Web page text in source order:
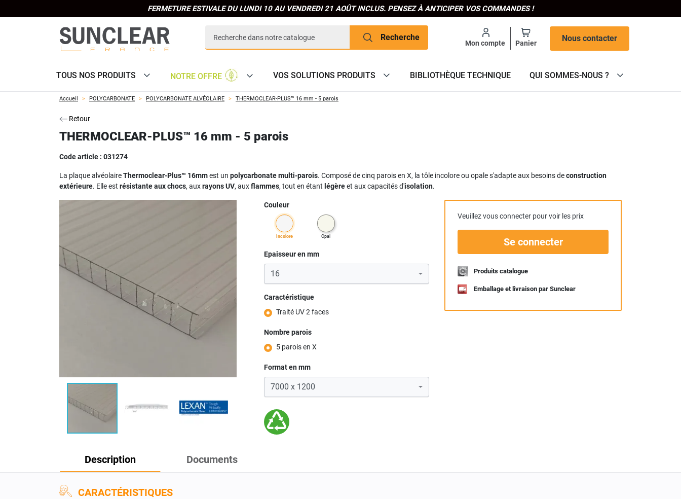
FERMETURE ESTIVALE DU LUNDI 10 AU VENDREDI 21 AOÛT INCLUS. PENSEZ À ANTICIPER VOS COMMANDES !
Recherche
Mon compte Panier
Nous contacter
TOUS NOS PRODUITS NOTRE OFFRE VOS SOLUTIONS PRODUITS BIBLIOTHÈQUE TECHNIQUE QUI SOMMES-NOUS ?
Accueil POLYCARBONATE POLYCARBONATE ALVÉOLAIRE THERMOCLEAR-PLUS™ 16 mm - 5 parois
Retour
THERMOCLEAR-PLUS™ 16 mm - 5 parois
Code article : 031274
La plaque alvéolaireThermoclear-Plus™ 16mmest un polycarbonate multi-parois. Composé de cinq parois en X, la tôle incolore ou opale s'adapte aux besoins deconstruction
extérieure. Elle est résistante aux chocs, auxrayons UV, auxflammes, tout en étant légèreet aux capacités d'isolation.
Couleur
incolore opal
Epaisseur en mm
Caractéristique
Traité UV 2 faces
Nombre parois
5 parois en X
Format en mm
Veuillez vous connecter pour voir les prix
Se connecter
Produits catalogue
Emballage et livraison par Sunclear
Description Documents
CARACTÉRISTIQUES